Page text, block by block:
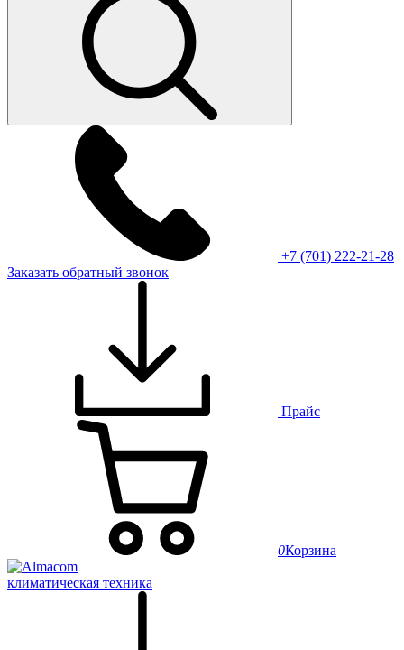
+7 (701) 222-21-28
Заказать обратный звонок
Прайс
0Корзина
климатическая техника